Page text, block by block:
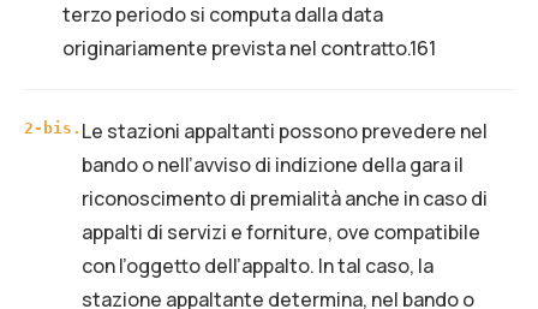
terzo periodo si computa dalla data
originariamente prevista nel contratto.161
2-bis . Le stazioni appaltanti possono prevedere nel
bando o nell’avviso di indizione della gara il
riconoscimento di premialità anche in caso di
appalti di servizi e forniture, ove compatibile
con l’oggetto dell’appalto. In tal caso, la
stazione appaltante determina, nel bando o